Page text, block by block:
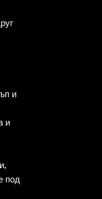
и
и
под